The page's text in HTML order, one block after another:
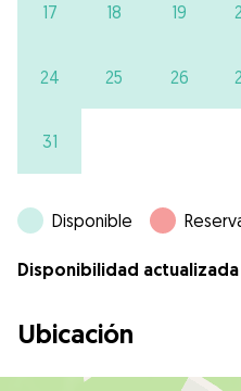
17 18 19
24 25 26
31
Disponible
Disponibilidad actualizada
Ubicación